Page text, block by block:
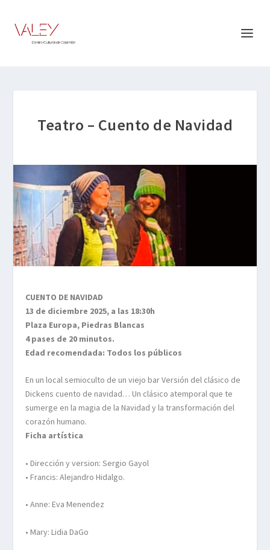
Teatro – Cuento de Navidad
CUENTO DE NAVIDAD
13 de diciembre 2025, a las 18:30h
Plaza Europa, Piedras Blancas
4 pases de 20 minutos.
Edad recomendada: Todos los públicos
En un local semioculto de un viejo bar Versión del clásico de
Dickens cuento de navidad… Un clásico atemporal que te
sumerge en la magia de la Navidad y la transformación del
corazón humano.
Ficha artística
• Dirección y version: Sergio Gayol
• Francis: Alejandro Hidalgo.
• Anne: Eva Menendez
• Mary: Lidia DaGo